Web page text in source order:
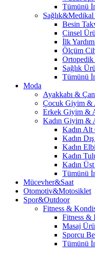
Tümünü
Besin
Cinsel
İlk
Ölçüm
Sağlık
Tümünü
Moda
Ayakkabı &
Çocuk Giyim &
Erkek Giyim &
Kadın Giyim &
Kadın
Kadın
Kadın
Kadın
Kadın
Tümünü
Mücevher&Saat
Otomotiv&Motosiklet
Spor&Outdoor
Fitness &
Fitness &
Masaj
Sporcu
Tümünü